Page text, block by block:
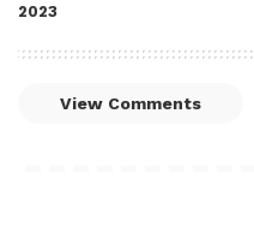
2023
View Comments